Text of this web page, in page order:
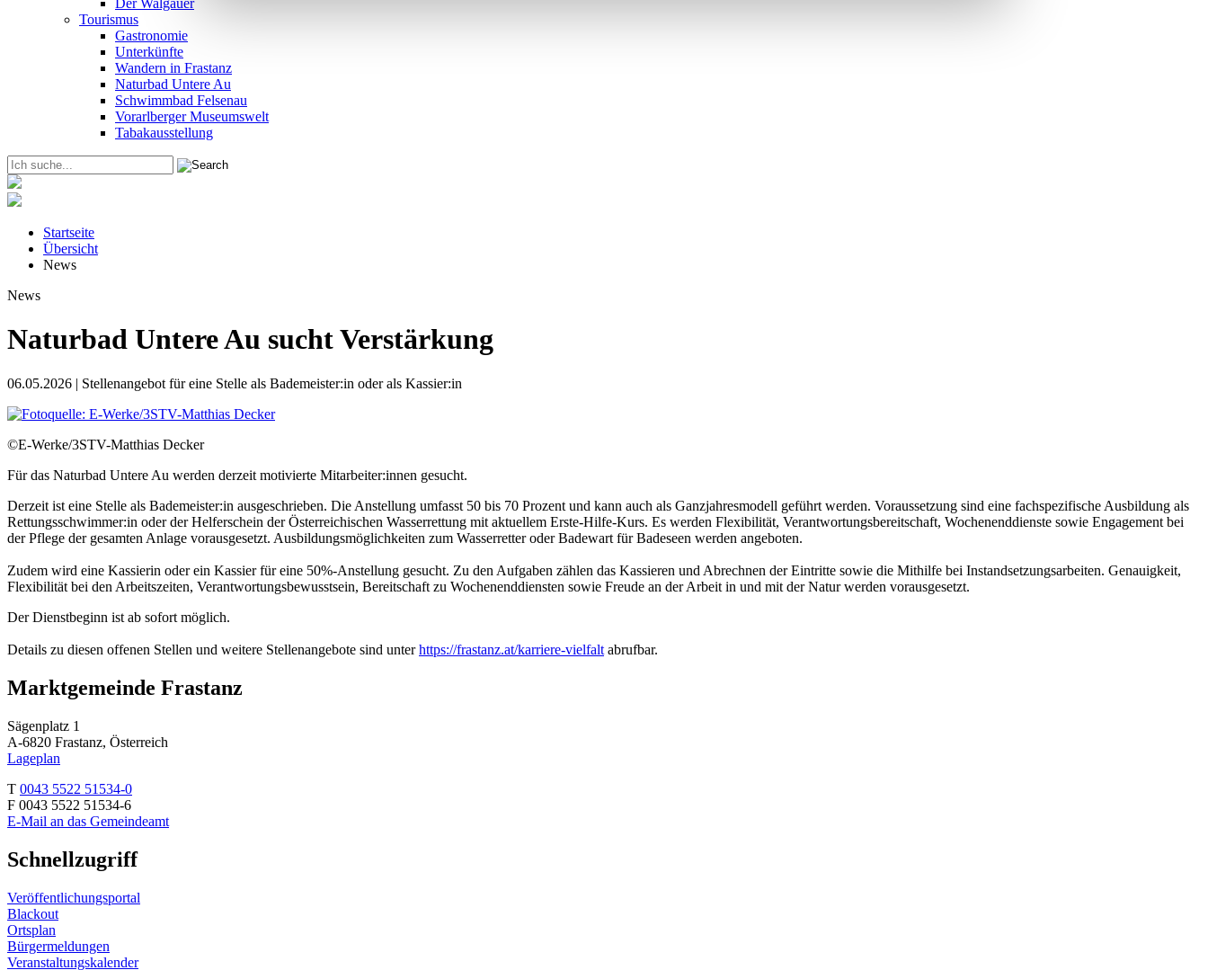
Der Walgauer
Tourismus
Gastronomie
Unterkünfte
Wandern in Frastanz
Naturbad Untere Au
Schwimmbad Felsenau
Vorarlberger Museumswelt
Tabakausstellung
Startseite
Übersicht
News
News
Naturbad Untere Au sucht Verstärkung
06.05.2026 | Stellenangebot für eine Stelle als Bademeister:in oder als Kassier:in
©E-Werke/3STV-Matthias Decker
Für das Naturbad Untere Au werden derzeit motivierte Mitarbeiter:innen gesucht.
Derzeit ist eine Stelle als Bademeister:in ausgeschrieben. Die Anstellung umfasst 50 bis 70 Prozent und kann auch als Ganzjahresmodell geführt werden. Voraussetzung sind eine fachspezifische Ausbildung als
Rettungsschwimmer:in oder der Helferschein der Österreichischen Wasserrettung mit aktuellem Erste‑Hilfe‑Kurs. Es werden Flexibilität, Verantwortungsbereitschaft, Wochenenddienste sowie Engagement bei
der Pflege der gesamten Anlage vorausgesetzt. Ausbildungsmöglichkeiten zum Wasserretter oder Badewart für Badeseen werden angeboten.
Zudem wird eine Kassierin oder ein Kassier für eine 50%‑Anstellung gesucht. Zu den Aufgaben zählen das Kassieren und Abrechnen der Eintritte sowie die Mithilfe bei Instandsetzungsarbeiten. Genauigkeit,
Flexibilität bei den Arbeitszeiten, Verantwortungsbewusstsein, Bereitschaft zu Wochenenddiensten sowie Freude an der Arbeit in und mit der Natur werden vorausgesetzt.
Der Dienstbeginn ist ab sofort möglich.
Details zu diesen offenen Stellen und weitere Stellenangebote sind unterhttps://frastanz.at/karriere-vielfalt abrufbar.
Marktgemeinde Frastanz
Sägenplatz 1
A-6820 Frastanz, Österreich
Lageplan
T 0043 5522 51534-0
F 0043 5522 51534-6
E-Mail an das Gemeindeamt
Schnellzugriff
Veröffentlichungsportal
Blackout
Ortsplan
Bürgermeldungen
Veranstaltungskalender